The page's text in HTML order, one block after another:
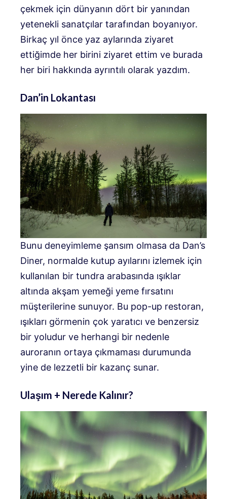
çekmek için dünyanın dört bir yanından
yetenekli sanatçılar tarafından boyanıyor.
Birkaç yıl önce yaz aylarında ziyaret
ettiğimde her birini ziyaret ettim ve burada
her biri hakkında ayrıntılı olarak yazdım.
Dan’in Lokantası
Bunu deneyimleme şansım olmasa da Dan’s
Diner, normalde kutup ayılarını izlemek için
kullanılan bir tundra arabasında ışıklar
altında akşam yemeği yeme fırsatını
müşterilerine sunuyor. Bu pop-up restoran,
ışıkları görmenin çok yaratıcı ve benzersiz
bir yoludur ve herhangi bir nedenle
auroranın ortaya çıkmaması durumunda
yine de lezzetli bir kazanç sunar.
Ulaşım + Nerede Kalınır?